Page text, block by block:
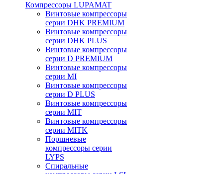
Компрессоры LUPAMAT
Винтовые компрессоры
серии DHK PREMIUM
Винтовые компрессоры
серии DHK PLUS
Винтовые компрессоры
серии D PREMIUM
Винтовые компрессоры
серии MI
Винтовые компрессоры
серии D PLUS
Винтовые компрессоры
серии MIT
Винтовые компрессоры
серии MITK
Поршневые
компрессоры серии
LYPS
Спиральные